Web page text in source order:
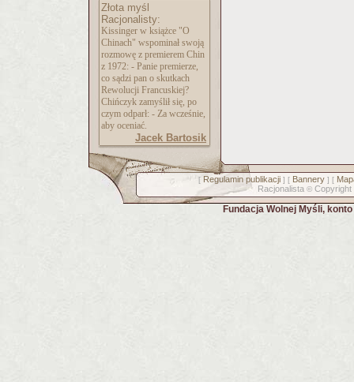
Złota myśl
Racjonalisty:
Kissinger w książce "O
Chinach" wspominał swoją
rozmowę z premierem Chin
z 1972: - Panie premierze,
co sądzi pan o skutkach
Rewolucji Francuskiej?
Chińczyk zamyślił się, po
czym odparł: - Za wcześnie,
aby oceniać.
Jacek Bartosik
[ Regulamin publikacji] [ Bannery] [
Racjonalista © Copyright
Fundacja Wolnej Myśli,